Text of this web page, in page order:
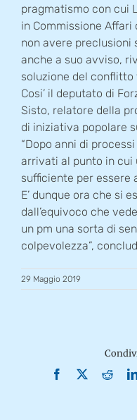
pragmatismo con cui
in Commissione
non avere preclusioni
anche a suo avviso,
soluzione del conflitto
Cosi’ il deputato di
Sisto, relatore della
di iniziativa popolare
“Dopo anni di
arrivati al punto in cui
sufficiente per essere
E’ dunque ora che si
dall’equivoco che
un pm una sorta di
colpevolezza”,
29 Maggio 2019
Facebook
X